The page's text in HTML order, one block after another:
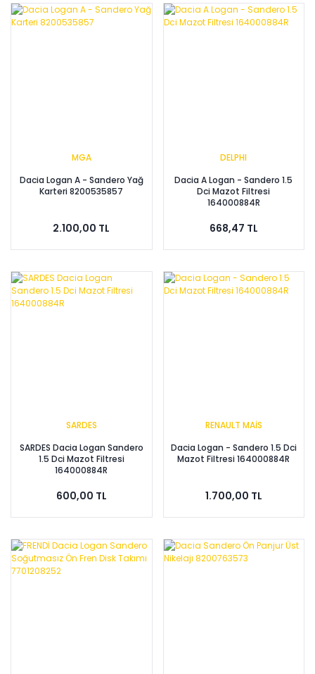
MGA
Dacia Logan A - Sandero Yağ
Karteri 8200535857
2.100,00 TL
DELPHI
Dacia A Logan - Sandero 1.5
Dci Mazot Filtresi
164000884R
668,47 TL
SARDES
SARDES Dacia Logan Sandero
1.5 Dci Mazot Filtresi
164000884R
600,00 TL
RENAULT MAİS
Dacia Logan - Sandero 1.5 Dci
Mazot Filtresi 164000884R
1.700,00 TL